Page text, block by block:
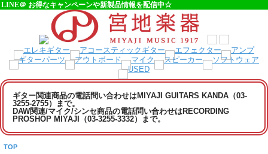
LINE＠ お得なキャンペーンや新製品情報を配信中☆
ギター関連商品の電話問い合わせはMIYAJI GUITARS KANDA（03-
3255-2755）まで。
DAW関連/マイク/シンセ商品の電話問い合わせはRECORDING
PROSHOP MIYAJI（03-3255-3332）まで。
TOP